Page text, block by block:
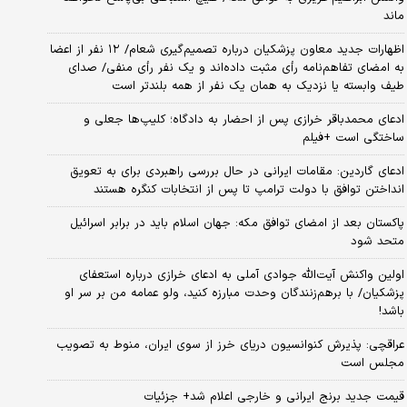
ماند
اظهارات جدید معاون پزشکیان درباره تصمیم‌گیری شعام/ ۱۲ نفر از اعضا
به امضای تفاهم‌نامه رأی مثبت داده‌اند و یک نفر رأی منفی/ صدای
طیف وابسته یا نزدیک به همان یک نفر از همه بلندتر است
ادعای محمدباقر خرازی پس از احضار به دادگاه؛ کلیپ‌ها جعلی و
ساختگی است +فیلم
ادعای گاردین: مقامات ایرانی در حال بررسی راهبردی برای به تعویق
انداختن توافق با دولت ترامپ تا پس از انتخابات کنگره هستند
پاکستان بعد از امضای توافق مکه: جهان اسلام باید در برابر اسرائیل
متحد شود
اولین واکنش آیت‌الله جوادی آملی به ادعای خرازی درباره استعفای
پزشکیان/ با برهم‌زنندگان وحدت مبارزه کنید، ولو عمامه من بر سر او
باشد!
عراقچی: پذیرش کنوانسیون دریای خرز از سوی ایران، منوط به تصویب
مجلس است
قیمت جدید برنج ایرانی و خارجی اعلام شد+ جزئیات